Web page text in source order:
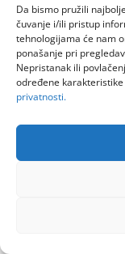
Da bismo pružili
čuvanje i/ili pristup
tehnologijama će nam
ponašanje pri
Nepristanak ili
određene
privatnosti.